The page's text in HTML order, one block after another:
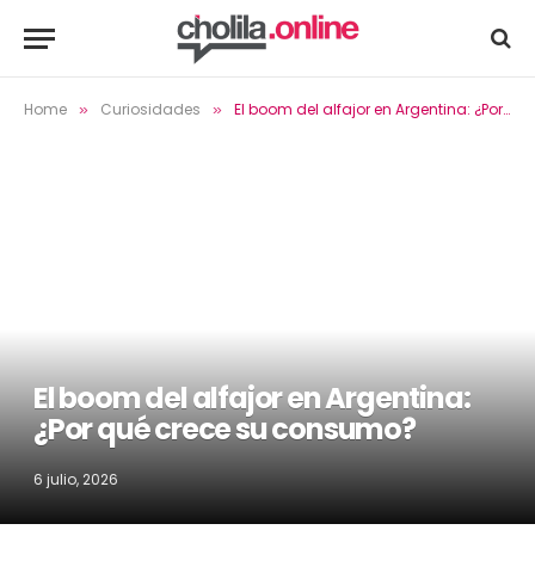
Home » Curiosidades » El boom del alfajor en Argentina: ¿Por qué crece su consumo?
El boom del alfajor en Argentina:
¿Por qué crece su consumo?
6 julio, 2026